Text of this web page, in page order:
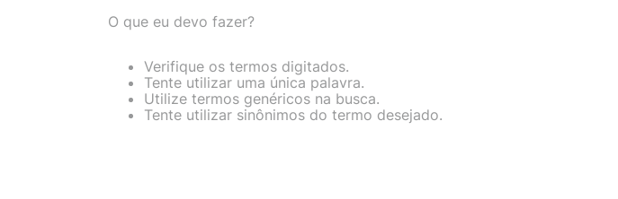
O que eu devo fazer?
Verifique os termos digitados.
Tente utilizar uma única palavra.
Utilize termos genéricos na busca.
Tente utilizar sinônimos do termo desejado.